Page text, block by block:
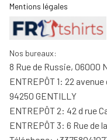
Mentions légales
Nos bureaux:
8 Rue de Russie, 06000
ENTREPÔT 1: 22
94250 GENTILLY
ENTREPÔT 2: 42 d rue
ENTREPÔT 3: 6 Rue de